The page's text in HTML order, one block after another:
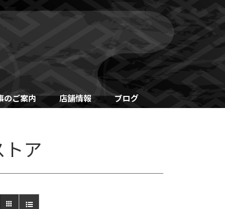
のご案内 店舗情報 ブログ
ア